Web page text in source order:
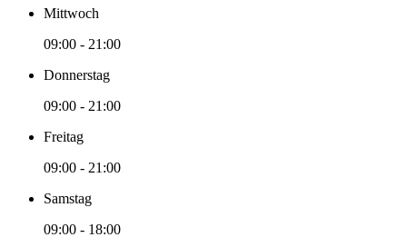
Mittwoch
09:00 - 21:00
Donnerstag
09:00 - 21:00
Freitag
09:00 - 21:00
Samstag
09:00 - 18:00